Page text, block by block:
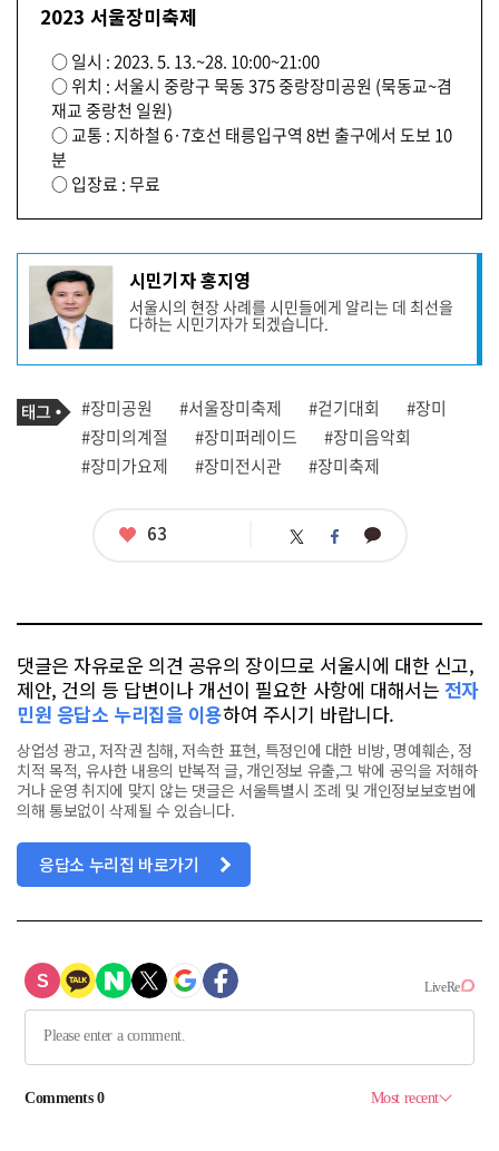
2023 서울장미축제
○ 일시 : 2023. 5. 13.~28. 10:00~21:00
○ 위치 : 서울시 중랑구 묵동 375 중랑장미공원 (묵동교~겸
재교 중랑천 일원)
○ 교통 : 지하철 6·7호선 태릉입구역 8번 출구에서 도보 10
분
○ 입장료 : 무료
기
성
자
프
필
시민기자 홍지영
서울시의 현장 사례를 시민들에게 알리는 데 최선을
다하는 시민기자가 되겠습니다.
기
사
관
련
태
태
그
#장미공원 #서울장미축제 #걷기대회
#장미
#장미의계절
#장미퍼레이드
#장미음악회
#장미가요제
#장미전시관 #장미축제
좋
63 트 페 카
댓글은 자유로운 의견 공유의 장이므로 서울시에 대한 신고,
제안, 건의 등 답변이나 개선이 필요한 사항에 대해서는 전자
민원 응답소 누리집을 이용하여 주시기 바랍니다.
상업성 광고, 저작권 침해, 저속한 표현, 특정인에 대한 비방, 명예훼손, 정
치적 목적, 유사한 내용의 반복적 글, 개인정보 유출,그 밖에 공익을 저해하
거나 운영 취지에 맞지 않는 댓글은 서울특별시 조례 및 개인정보보호법에
의해 통보없이 삭제될 수 있습니다.
응답소 누리집 바로가기